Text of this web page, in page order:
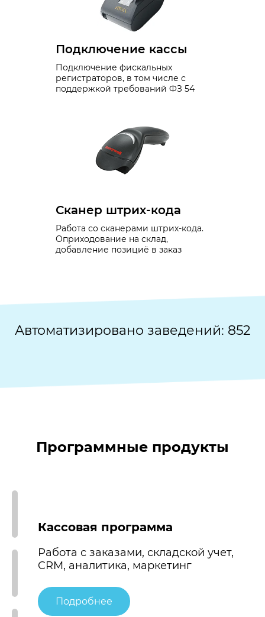
Подключение кассы
Подключение фискальных
регистраторов, в том числе с
поддержкой требований ФЗ 54
Сканер штрих-кода
Работа со сканерами штрих-кода.
Оприходование на склад,
добавление позициё в заказ
Автоматизировано заведений: 852
Программные продукты
Кассовая программа
Работа с заказами, складской учет,
CRM, аналитика, маркетинг
Подробнее